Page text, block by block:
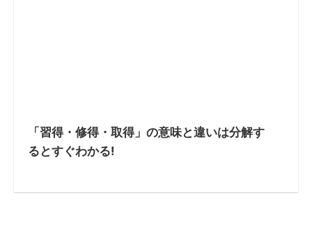
「習得・修得・取得」の意味と違いは分解す
るとすぐわかる!